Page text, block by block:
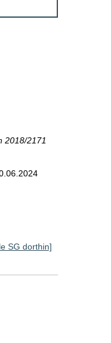
2018/2171
SG dorthin]